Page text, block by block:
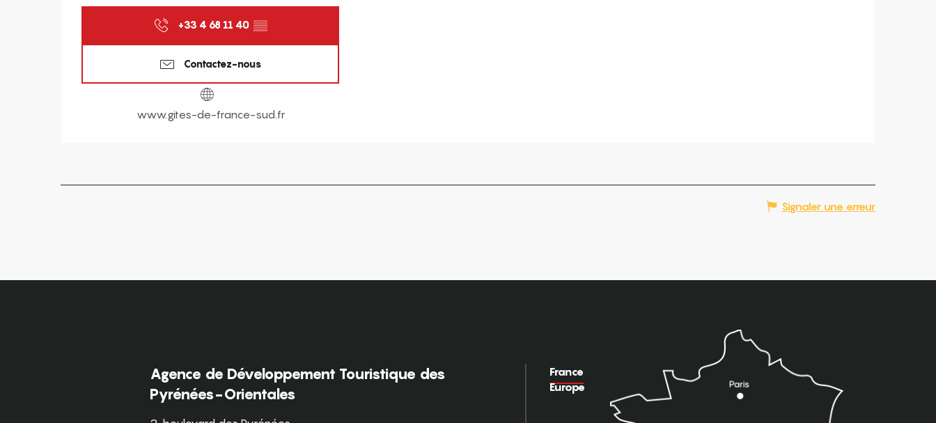
+33 4 68 11 40 ▒▒
Contactez-nous
www.gites-de-france-sud.fr
Signaler une erreur
Agence de Développement Touristique des
Pyrénées-Orientales
France
Europe